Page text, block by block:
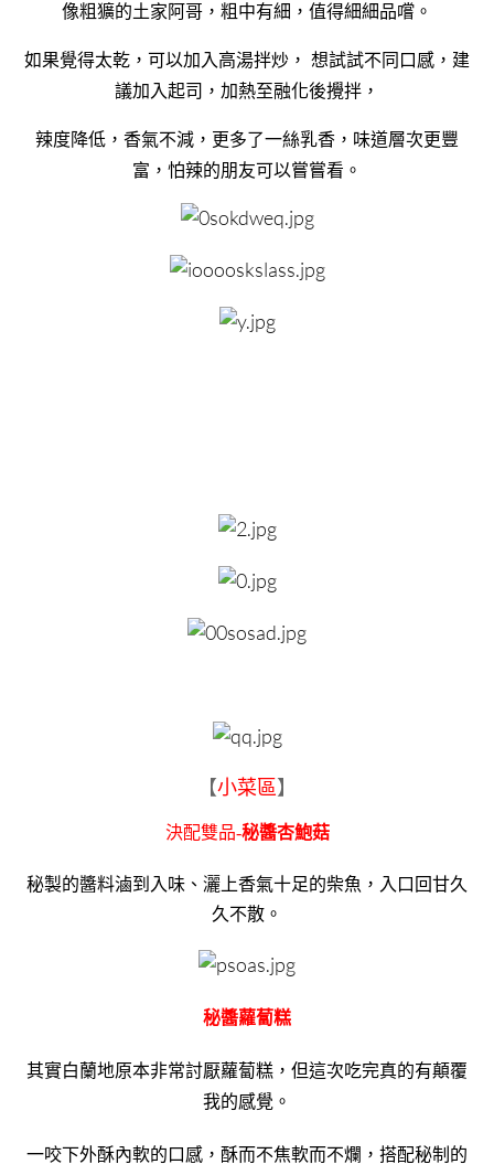
像粗獷的土家阿哥，粗中有細，值得細細品嚐。
如果覺得太乾，可以加入高湯拌炒， 想試試不同口感，建
議加入起司，加熱至融化後攪拌，
辣度降低，香氣不減，更多了一絲乳香，味道層次更豐
富，怕辣的朋友可以嘗嘗看。
【小菜區】
決配雙品-秘醬杏鮑菇
秘製的醬料滷到入味、灑上香氣十足的柴魚，入口回甘久
久不散。
秘醬蘿蔔糕
其實白蘭地原本非常討厭蘿蔔糕，但這次吃完真的有顛覆
我的感覺。
一咬下外酥內軟的口感，酥而不焦軟而不爛，搭配秘制的